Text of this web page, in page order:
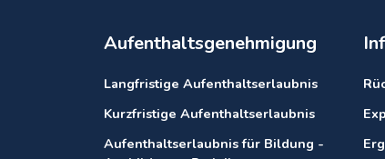
Aufenthaltsgenehmigung
Langfristige Aufenthaltserlaubnis
Kurzfristige Aufenthaltserlaubnis
Aufenthaltserlaubnis für Bildung -